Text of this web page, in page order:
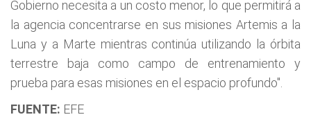
Gobierno necesita a un costo menor, lo que permitirá a
la agencia concentrarse en sus misiones Artemis a la
Luna y a Marte mientras continúa utilizando la órbita
terrestre baja como campo de entrenamiento y
prueba para esas misiones en el espacio profundo".
FUENTE: EFE